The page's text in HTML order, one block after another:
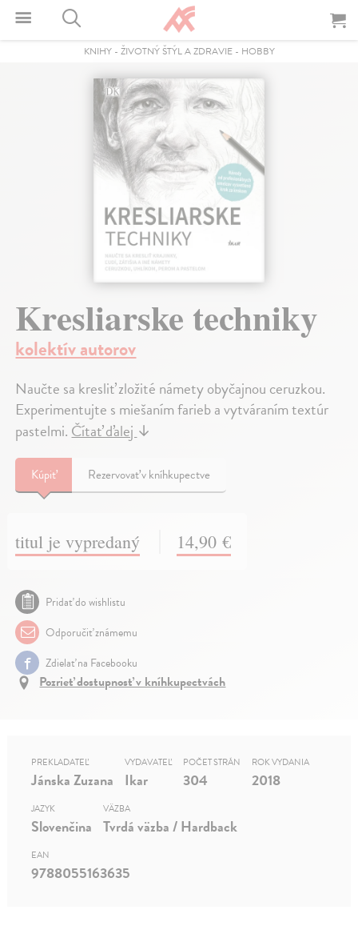
KNIHY- ŽIVOTNÝ ŠTÝL A ZDRAVIE- HOBBY
Kresliarske techniky
kolektív autorov
Naučte sa kresliť zložité námety obyčajnou ceruzkou.
Experimentujte s miešaním farieb a vytváraním textúr
pastelmi.Čítať ďalej↓
Kúpiť Rezervovať v kníhkupectve
titul je vypredaný 14,90 €
Pridať do wishlistu
Odporučiť známemu
Zdielať na Facebooku
Pozrieť dostupnosť v kníhkupectvách
PREKLADATEĽ
Jánska Zuzana
VYDAVATEĽ
Ikar
POČET STRÁN
304
ROK VYDANIA
2018
JAZYK
Slovenčina
VÄZBA
Tvrdá väzba / Hardback
EAN
9788055163635